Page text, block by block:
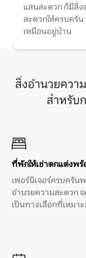
แสนสะดวก ก็มีสิ่ง
สะดวกให้ครบครั
เหมือนอยู่บ้าน
สิ่งอำนวยควา
สำหรับ
ที่พักให้เช่าตกแต่งพร้
เฟอร์นิเจอร์ครบครัน
อำนวยความสะดวก
เป็นทางเลือกที่เหมา